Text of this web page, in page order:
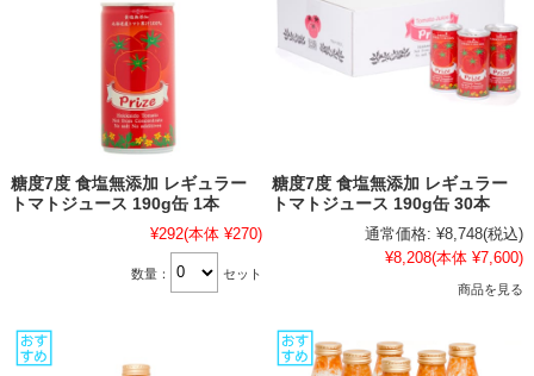
糖度7度 食塩無添加 レギュラー
トマトジュース 190g缶 1本
¥292(本体 ¥270)
数量： セット
糖度7度 食塩無添加 レギュラー
トマトジュース 190g缶 30本
通常価格: ¥8,748(税込)
¥8,208(本体 ¥7,600)
商品を見る